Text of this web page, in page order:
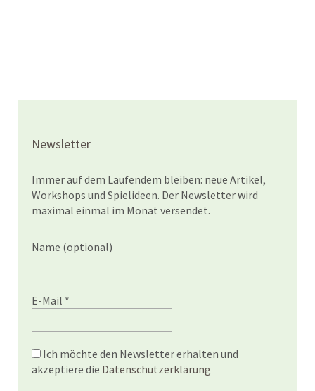
Newsletter
Immer auf dem Laufendem bleiben: neue Artikel,
Workshops und Spielideen. Der Newsletter wird
maximal einmal im Monat versendet.
Name (optional)
E-Mail *
Ich möchte den Newsletter erhalten und
akzeptiere die Datenschutzerklärung